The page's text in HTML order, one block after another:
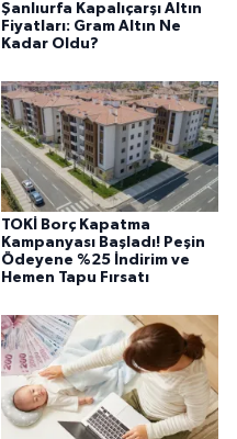
Şanlıurfa Kapalıçarşı Altın
Fiyatları: Gram Altın Ne
Kadar Oldu?
TOKİ Borç Kapatma
Kampanyası Başladı! Peşin
Ödeyene %25 İndirim ve
Hemen Tapu Fırsatı